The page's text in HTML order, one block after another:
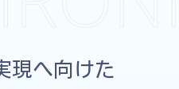
現へ向けた